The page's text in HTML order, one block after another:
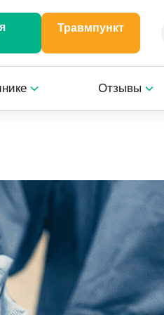
Травмпункт
Отзывы